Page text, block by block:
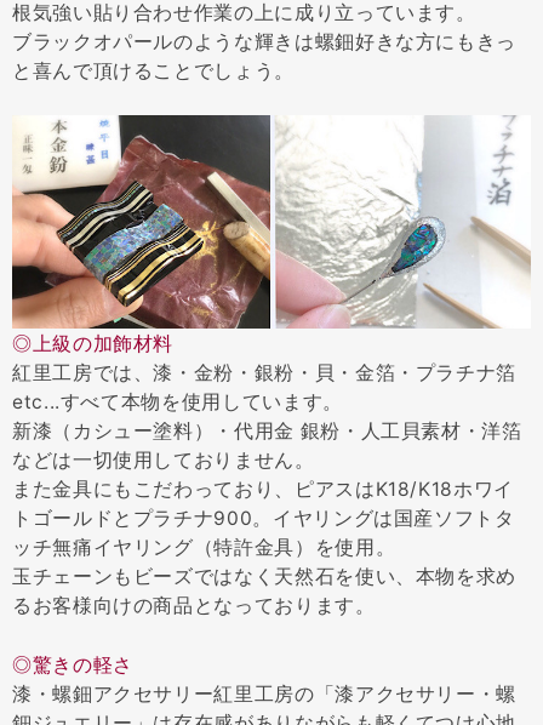
根気強い貼り合わせ作業の上に成り立っています。
ブラックオパールのような輝きは螺鈿好きな方にもきっ
と喜んで頂けることでしょう。
◎上級の加飾材料
紅里工房では、漆・金粉・銀粉・貝・金箔・プラチナ箔
etc...すべて本物を使用しています。
新漆（カシュー塗料）・代用金 銀粉・人工貝素材・洋箔
などは一切使用しておりません。
また金具にもこだわっており、ピアスはK18/K18ホワイ
トゴールドとプラチナ900。イヤリングは国産ソフトタ
ッチ無痛イヤリング（特許金具）を使用。
玉チェーンもビーズではなく天然石を使い、本物を求め
るお客様向けの商品となっております。
◎驚きの軽さ
漆・螺鈿アクセサリー紅里工房の「漆アクセサリー・螺